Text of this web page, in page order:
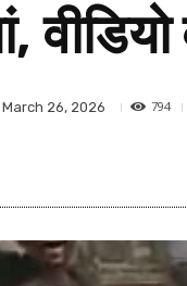
March 26, 2026 794